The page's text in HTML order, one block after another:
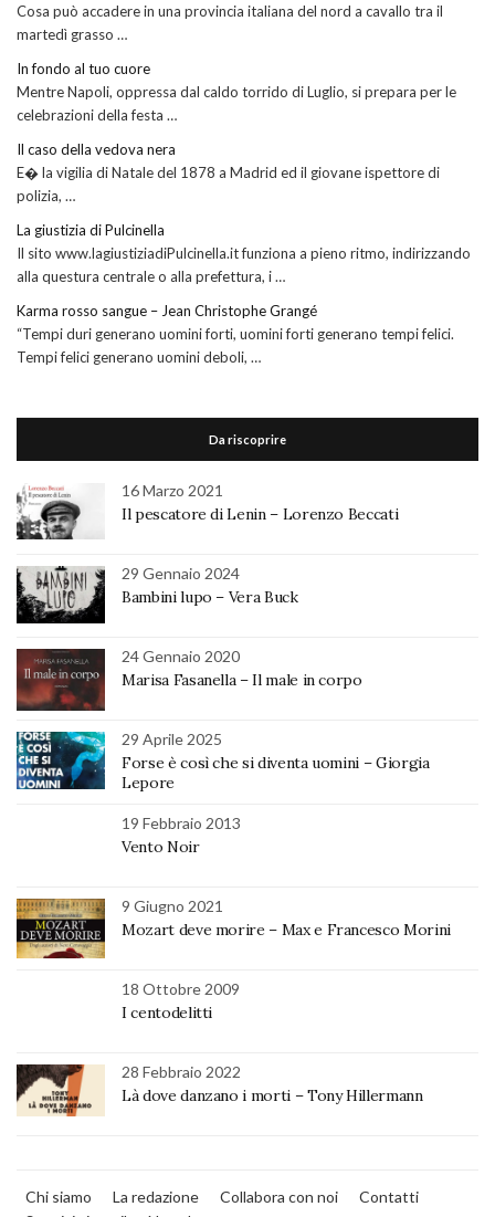
Cosa può accadere in una provincia italiana del nord a cavallo tra il
martedì grasso …
In fondo al tuo cuore
Mentre Napoli, oppressa dal caldo torrido di Luglio, si prepara per le
celebrazioni della festa …
Il caso della vedova nera
E� la vigilia di Natale del 1878 a Madrid ed il giovane ispettore di
polizia, …
La giustizia di Pulcinella
Il sito www.lagiustiziadiPulcinella.it funziona a pieno ritmo, indirizzando
alla questura centrale o alla prefettura, i …
Karma rosso sangue – Jean Christophe Grangé
“Tempi duri generano uomini forti, uomini forti generano tempi felici.
Tempi felici generano uomini deboli, …
Da riscoprire
16 Marzo 2021
Il pescatore di Lenin – Lorenzo Beccati
29 Gennaio 2024
Bambini lupo – Vera Buck
24 Gennaio 2020
Marisa Fasanella – Il male in corpo
29 Aprile 2025
Forse è così che si diventa uomini – Giorgia
Lepore
19 Febbraio 2013
Vento Noir
9 Giugno 2021
Mozart deve morire – Max e Francesco Morini
18 Ottobre 2009
I centodelitti
28 Febbraio 2022
Là dove danzano i morti – Tony Hillermann
Chi siamo La redazione Collabora con noi
Contatti